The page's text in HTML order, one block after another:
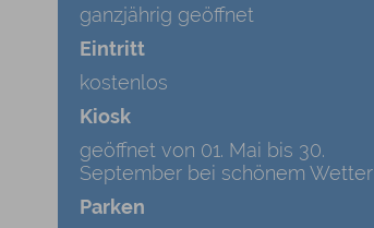
ganzjährig geöffnet
Eintritt
kostenlos
Kiosk
geöffnet von 01. Mai bis 30.
September bei schönem Wetter
Parken